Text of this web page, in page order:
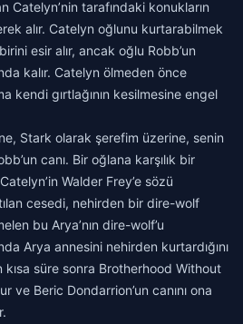
Catelyn’nin tarafındaki konukların
alır. Catelyn oğlunu kurtarabilmek
esir alır, ancak oğlu Robb’un
kalır. Catelyn ölmeden önce
kendi gırtlağının kesilmesine engel
Stark olarak şerefim üzerine, senin
canı. Bir oğlana karşılık bir
Walder Frey’e sözü
cesedi, nehirden bir dire-wolf
bu Arya’nın dire-wolf’u
Arya annesini nehirden kurtardığını
süre sonra Brotherhood Without
ve Beric Dondarrion’un canını ona